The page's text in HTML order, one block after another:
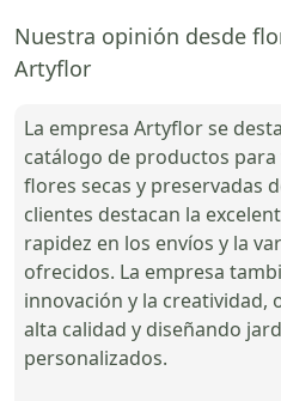
Nuestra opinión desde
Artyflor
La empresa Artyflor se
catálogo de productos
flores secas y preservadas
clientes destacan la
rapidez en los envíos y la
ofrecidos. La empresa
innovación y la
alta calidad y diseñando
personalizados.